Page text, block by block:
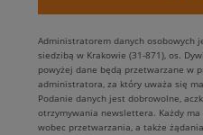
Administratorem danych osobowych
siedzibą w Krakowie (31-871), os.
powyżej dane będą przetwarzane w
administratora, za który uważa się
Podanie danych jest dobrowolne,
otrzymywania newslettera. Każdy ma
wobec przetwarzania, a także